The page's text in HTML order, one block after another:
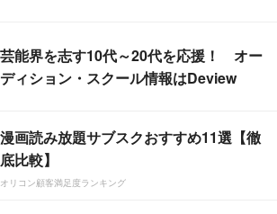
芸能界を志す10代～20代を応援！ オー
ディション・スクール情報はDeview
漫画読み放題サブスクおすすめ11選【徹
底比較】
オリコン顧客満足度ランキング